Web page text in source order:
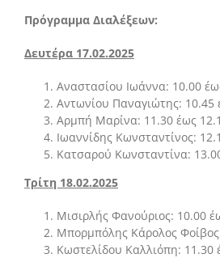
Πρόγραμμα Διαλέξεων:
Δευτέρα 17.02.2025
Αναστασίου Ιωάννα: 10.00
Αντωνίου Παναγιώτης: 10.45
Αρμπή Μαρίνα: 11.30 έως
Ιωαννίδης Κωνσταντίνος:
Κατσαρού Κωνσταντίνα:
Τρίτη 18.02.2025
Μισιρλής Φανούριος: 10.00
Μπορμπόλης Κάρολος
Κωστελίδου Καλλιόπη: 11.30